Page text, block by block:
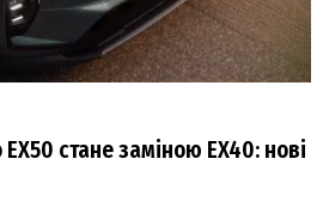
стане заміною EX40: нові